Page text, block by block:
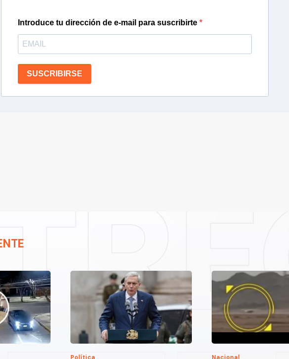
Introduce tu dirección de e-mail para suscribirte
SUSCRIBIRSE